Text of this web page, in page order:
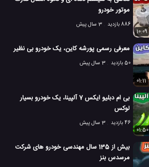
موتور خودرو
886 بازدید
3 سال پیش
10:09
معرفی رسمی پورشه کاین، یک خودرو بی نظیر
50 بازدید 3 سال پیش
01:11
بی ام دبلیو ایکس 7 آلپینا، یک خودرو بسیار
لوکس
46 بازدید
3 سال پیش
01:50
بیش از 135 سال مهندسی خودرو های شرکت
مرسدس بنز